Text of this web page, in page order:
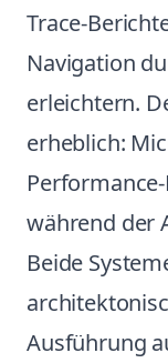
Trace-
Navigation
erleichtern.
erheblich:
während der
Beide
Ausführung